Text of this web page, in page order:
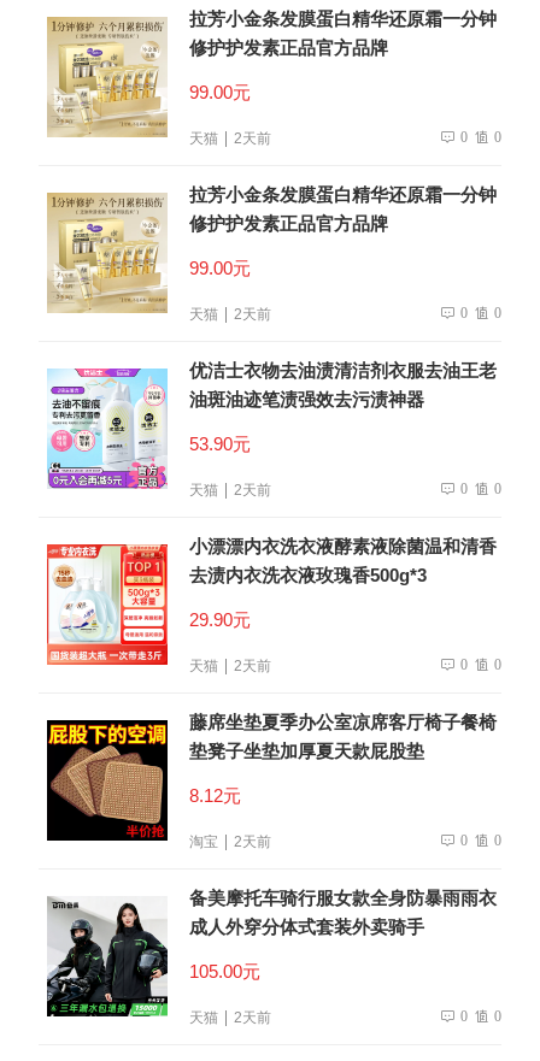
拉芳小金条发膜蛋白精华还原霜一分钟
修护护发素正品官方品牌
99.00元
天猫 2天前 0 0
拉芳小金条发膜蛋白精华还原霜一分钟
修护护发素正品官方品牌
99.00元
天猫 2天前 0 0
优洁士衣物去油渍清洁剂衣服去油王老
油斑油迹笔渍强效去污渍神器
53.90元
天猫 2天前 0 0
小漂漂内衣洗衣液酵素液除菌温和清香
去渍内衣洗衣液玫瑰香500g*3
29.90元
天猫 2天前 0 0
藤席坐垫夏季办公室凉席客厅椅子餐椅
垫凳子坐垫加厚夏天款屁股垫
8.12元
淘宝 2天前 0 0
备美摩托车骑行服女款全身防暴雨雨衣
成人外穿分体式套装外卖骑手
105.00元
天猫 2天前 0 0